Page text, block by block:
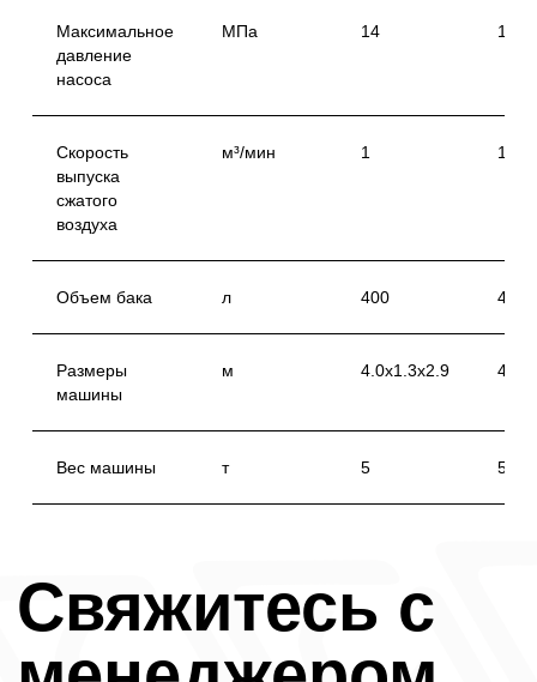
Максимальное
давление
насоса
МПа 14 14
Скорость
выпуска
сжатого
воздуха
м³/мин 1 1
Объем бака л 400 450
Размеры
машины
м 4.0x1.3x2.9
Вес машины т 5 5.5
Политика конфиденциальности